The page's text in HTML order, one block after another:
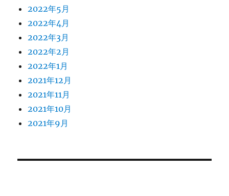
2022年5月
2022年4月
2022年3月
2022年2月
2022年1月
2021年12月
2021年11月
2021年10月
2021年9月